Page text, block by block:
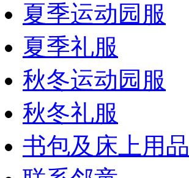
夏季运动园服
夏季礼服
秋冬运动园服
秋冬礼服
书包及床上用品